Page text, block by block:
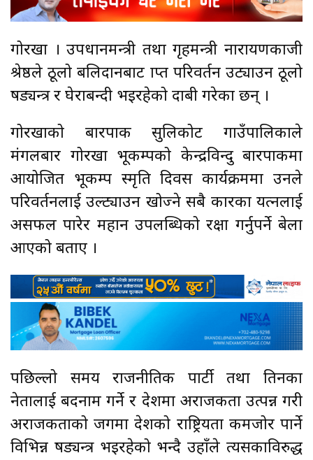
गोरखा । उपप्रधानमन्त्री तथा गृहमन्त्री नारायणकाजी
श्रेष्ठले ठूलो बलिदानबाट प्राप्त परिवर्तन उट्याउन ठूलो
षड्यन्त्र र घेराबन्दी भइरहेको दाबी गरेका छन् ।
गोरखाको बारपाक सुलिकोट गाउँपालिकाले
मंगलबार गोरखा भूकम्पको केन्द्रविन्दु बारपाकमा
आयोजित भूकम्प स्मृति दिवस कार्यक्रममा उनले
परिवर्तनलाई उल्ट्याउन खोज्ने सबै प्रकारका प्रयत्नलाई
असफल पारेर महान उपलब्धिको रक्षा गर्नुपर्ने बेला
आएको बताए ।
पछिल्लो समय राजनीतिक पार्टी तथा तिनका
नेतालाई बदनाम गर्ने र देशमा अराजकता उत्पन्न गरी
अराजकताको जगमा देशको राष्ट्रियता कमजोर पार्ने
विभिन्न षड्यन्त्र भइरहेको भन्दै उहाँले त्यसकाविरुद्ध